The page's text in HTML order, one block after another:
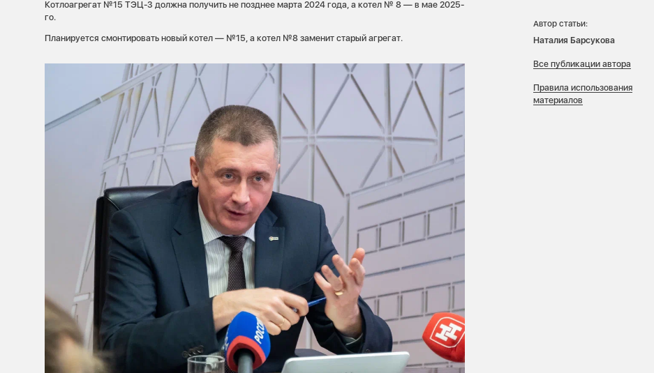
Котлоагрегат №15 ТЭЦ-3 должна получить не позднее марта 2024 года, а котел № 8 — в мае 2025-
го.
Планируется смонтировать новый котел — №15, а котел №8 заменит старый агрегат.
Автор статьи:
Наталия Барсукова
Все публикации автора
Правила использования
материалов